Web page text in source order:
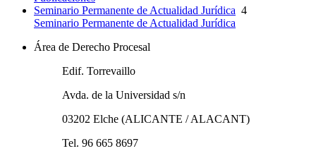
Seminario Permanente de Actualidad Jurídica 4
Seminario Permanente de Actualidad Jurídica
Área de Derecho Procesal
Edif. Torrevaillo
Avda. de la Universidad s/n
03202 Elche (ALICANTE / ALACANT)
Tel. 96 665 8697